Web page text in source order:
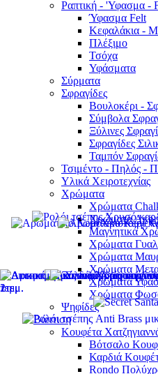
Ραπτική - 'Υφασμα -
Ύφασμα Felt
Κεφαλάκια -
Πλέξιμο
Τσόχα
Υφάσματα
Σύρματα
Σφραγίδες
Βουλοκέρι -
Σύμβολα
Ξύλινες
Σφραγίδες
Ταμπόν
Τσιμέντο - Πηλός -
Υλικά Χειροτεχνίας
Χρώματα
Χρώματα
Χρώματα
Μαγνητικά
Χρώματα
Χρώματα
Χρώματα
Χρώματα
Χρώματα
Ψηφίδες
Βάπτιση
Κουφέτα
Βότσαλο
Καρδιά
Rondo